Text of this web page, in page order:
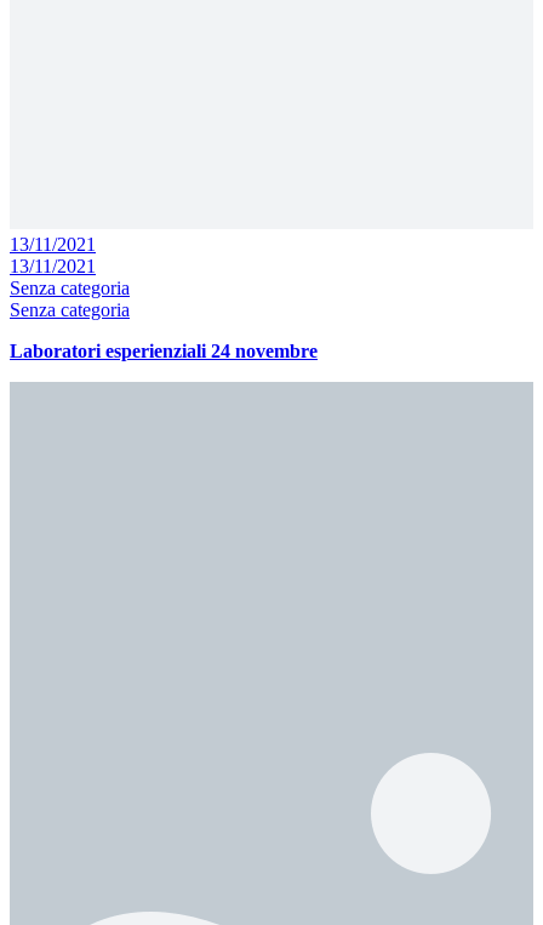
13/11/2021
13/11/2021
Senza categoria
Senza categoria
Laboratori esperienziali 24 novembre